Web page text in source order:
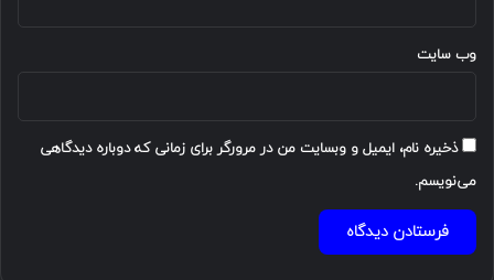
وب‌ سایت
ذخیره نام، ایمیل و وبسایت من در مرورگر برای زمانی که دوباره دیدگاهی
می‌نویسم.